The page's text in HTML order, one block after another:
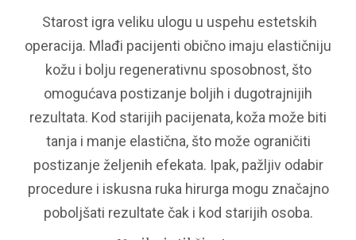
Starost igra veliku ulogu u uspehu estetskih
operacija. Mlađi pacijenti obično imaju elastičniju
kožu i bolju regenerativnu sposobnost, što
omogućava postizanje boljih i dugotrajnijih
rezultata. Kod starijih pacijenata, koža može biti
tanja i manje elastična, što može ograničiti
postizanje željenih efekata. Ipak, pažljiv odabir
procedure i iskusna ruka hirurga mogu značajno
poboljšati rezultate čak i kod starijih osoba.